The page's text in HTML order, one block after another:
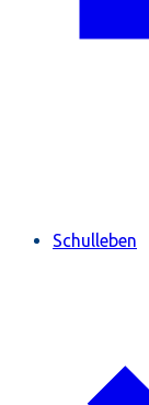
Schulleben